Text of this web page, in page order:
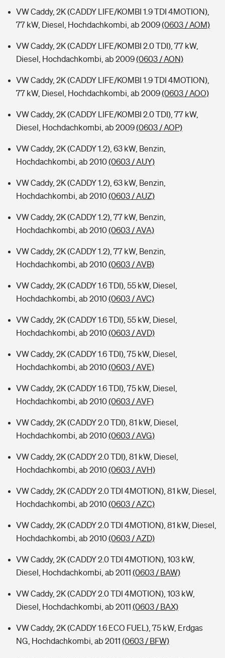
VW Caddy, 2K (CADDY LIFE/KOMBI 1.9 TDI 4MOTION),
77 kW, Diesel, Hochdachkombi, ab 2009(0603 / AOM)
VW Caddy, 2K (CADDY LIFE/KOMBI 2.0 TDI), 77 kW,
Diesel, Hochdachkombi, ab 2009(0603 / AON)
VW Caddy, 2K (CADDY LIFE/KOMBI 1.9 TDI 4MOTION),
77 kW, Diesel, Hochdachkombi, ab 2009(0603 / AOO)
VW Caddy, 2K (CADDY LIFE/KOMBI 2.0 TDI), 77 kW,
Diesel, Hochdachkombi, ab 2009(0603 / AOP)
VW Caddy, 2K (CADDY 1.2), 63 kW, Benzin,
Hochdachkombi, ab 2010(0603 / AUY)
VW Caddy, 2K (CADDY 1.2), 63 kW, Benzin,
Hochdachkombi, ab 2010(0603 / AUZ)
VW Caddy, 2K (CADDY 1.2), 77 kW, Benzin,
Hochdachkombi, ab 2010(0603 / AVA)
VW Caddy, 2K (CADDY 1.2), 77 kW, Benzin,
Hochdachkombi, ab 2010(0603 / AVB)
VW Caddy, 2K (CADDY 1.6 TDI), 55 kW, Diesel,
Hochdachkombi, ab 2010(0603 / AVC)
VW Caddy, 2K (CADDY 1.6 TDI), 55 kW, Diesel,
Hochdachkombi, ab 2010(0603 / AVD)
VW Caddy, 2K (CADDY 1.6 TDI), 75 kW, Diesel,
Hochdachkombi, ab 2010(0603 / AVE)
VW Caddy, 2K (CADDY 1.6 TDI), 75 kW, Diesel,
Hochdachkombi, ab 2010(0603 / AVF)
VW Caddy, 2K (CADDY 2.0 TDI), 81 kW, Diesel,
Hochdachkombi, ab 2010(0603 / AVG)
VW Caddy, 2K (CADDY 2.0 TDI), 81 kW, Diesel,
Hochdachkombi, ab 2010(0603 / AVH)
VW Caddy, 2K (CADDY 2.0 TDI 4MOTION), 81 kW, Diesel,
Hochdachkombi, ab 2010(0603 / AZC)
VW Caddy, 2K (CADDY 2.0 TDI 4MOTION), 81 kW, Diesel,
Hochdachkombi, ab 2010(0603 / AZD)
VW Caddy, 2K (CADDY 2.0 TDI 4MOTION), 103 kW,
Diesel, Hochdachkombi, ab 2011 (0603 / BAW)
VW Caddy, 2K (CADDY 2.0 TDI 4MOTION), 103 kW,
Diesel, Hochdachkombi, ab 2011 (0603 / BAX)
VW Caddy, 2K (CADDY 1.6 ECO FUEL), 75 kW, Erdgas
NG, Hochdachkombi, ab 2011 (0603 / BFW)